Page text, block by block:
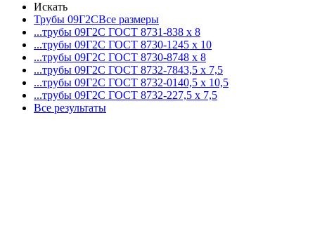
Искать
Трубы 09Г2СВсе размеры
...трубы 09Г2С ГОСТ 8731-838 x 8
...трубы 09Г2С ГОСТ 8730-1245 x 10
...трубы 09Г2С ГОСТ 8730-8748 x 8
...трубы 09Г2С ГОСТ 8732-7843,5 x 7,5
...трубы 09Г2С ГОСТ 8732-0140,5 x 10,5
...трубы 09Г2С ГОСТ 8732-227,5 x 7,5
Все результаты